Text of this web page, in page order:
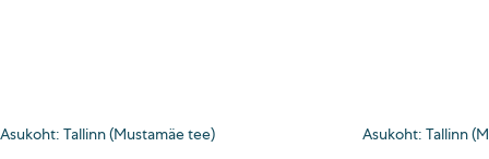
Asukoht: Tallinn (Mustamäe tee) Asukoht: Tallinn